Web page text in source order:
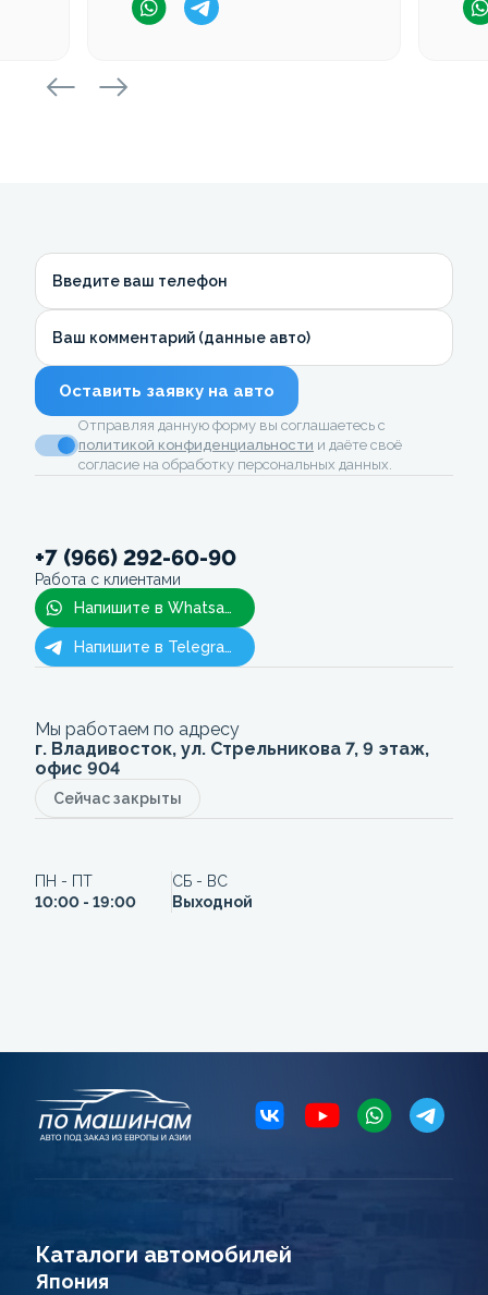
Введите ваш телефон
Ваш комментарий (данные авто)
Оставить заявку на авто
Отправляя данную форму вы соглашаетесь с
политикой конфиденциальности и даёте своё
согласие на обработку персональных данных.
+7 (966) 292-60-90
Работа с клиентами
Напишите в Whatsapp
Напишите в Telegram
Мы работаем по адресу
г. Владивосток, ул. Стрельникова 7, 9 этаж,
офис 904
Сейчас закрыты
ПН - ПТ
10:00 - 19:00
СБ - ВС
Выходной
Каталоги автомобилей
Япония